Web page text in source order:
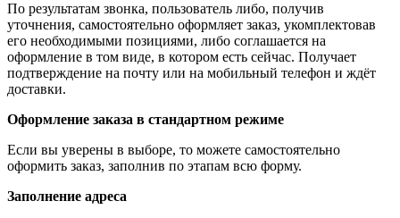
По результатам звонка, пользователь либо, получив
уточнения, самостоятельно оформляет заказ, укомплектовав
его необходимыми позициями, либо соглашается на
оформление в том виде, в котором есть сейчас. Получает
подтверждение на почту или на мобильный телефон и ждёт
доставки.
Оформление заказа в стандартном режиме
Если вы уверены в выборе, то можете самостоятельно
оформить заказ, заполнив по этапам всю форму.
Заполнение адреса